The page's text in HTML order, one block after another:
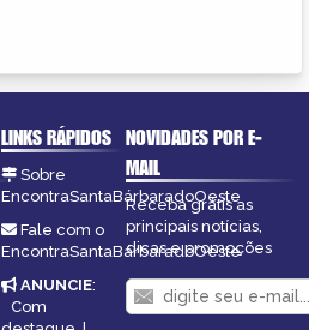
LINKS RÁPIDOS
Sobre
EncontraSantaBárbaradoOeste
Fale com o
EncontraSantaBárbaradoOeste
ANUNCIE:
Com
NOVIDADES POR E-
MAIL
Receba grátis as
principais notícias,
dicas e promoções